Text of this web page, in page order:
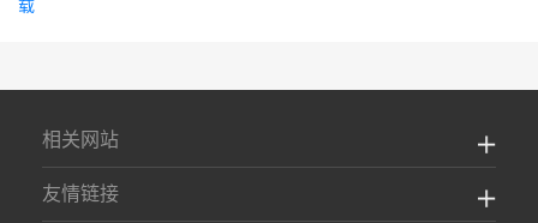
载
相关网站
友情链接